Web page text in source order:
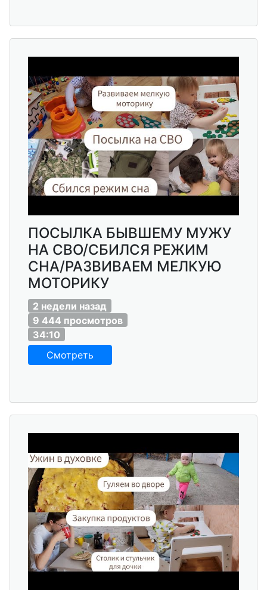
ПОСЫЛКА БЫВШЕМУ МУЖУ
НА СВО/СБИЛСЯ РЕЖИМ
СНА/РАЗВИВАЕМ МЕЛКУЮ
МОТОРИКУ
2 недели назад
9 444 просмотров
34:10
Смотреть